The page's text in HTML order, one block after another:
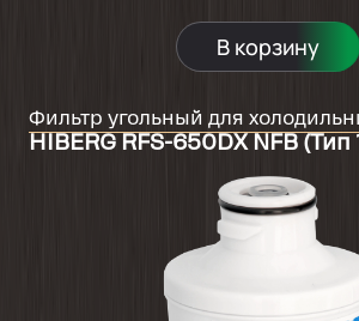
В корзину
Фильтр угольный для
HIBERG RFS-650DX NFB (Тип